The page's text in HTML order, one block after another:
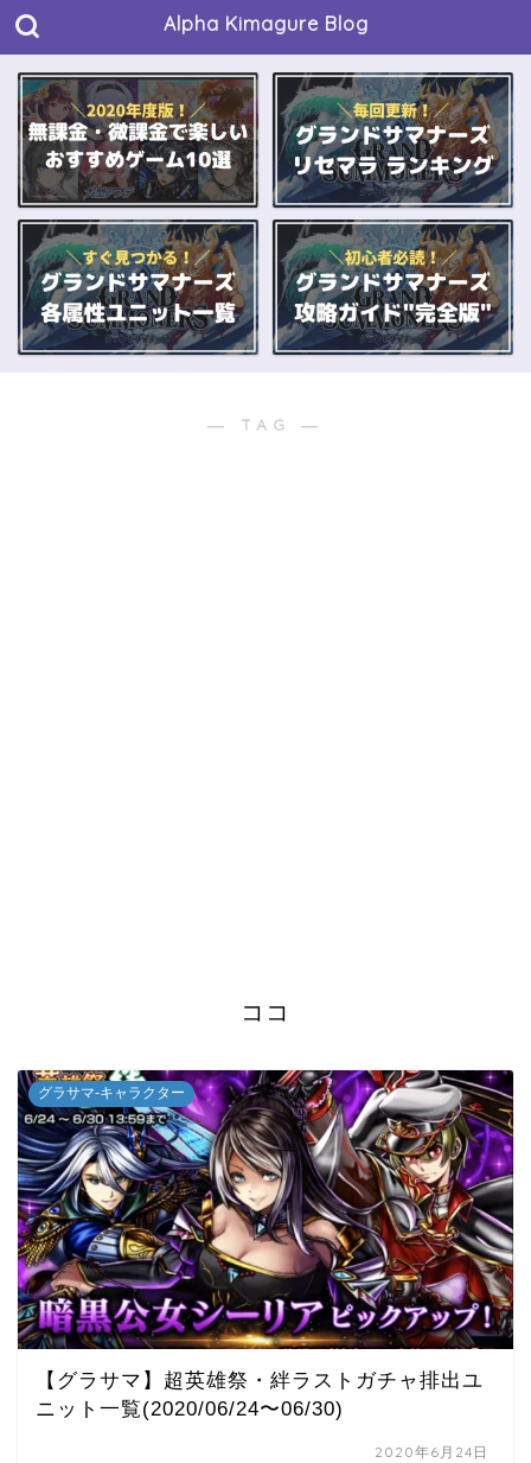
Alpha Kimagure Blog
― TAG ―
ココ
グラサマ-キャラクター
【グラサマ】超英雄祭・絆ラストガチャ排出ユ
ニット一覧(2020/06/24〜06/30)
2020年6月24日